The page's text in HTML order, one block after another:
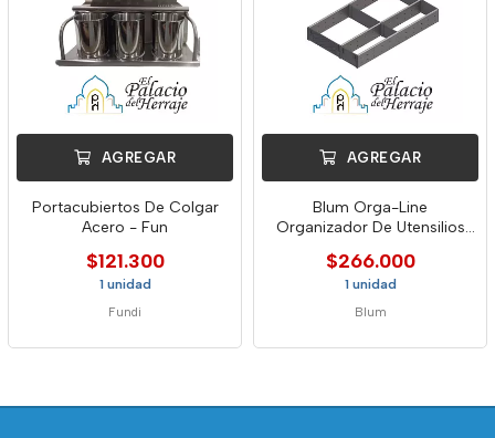
AGREGAR
Portacubiertos De Colgar
Acero - Fun
$121.300
1 unidad
Fundi
AGREGAR
Blum Orga-Line
Organizador De Utensilios
$266.000
1 unidad
Blum